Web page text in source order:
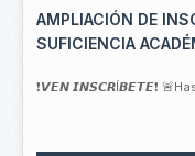
AMPLIACIÓN DE
SUFICIENCIA
❗𝙑𝙀𝙉 𝙄𝙉𝙎𝘾𝙍Í𝘽𝙀𝙏𝙀❗